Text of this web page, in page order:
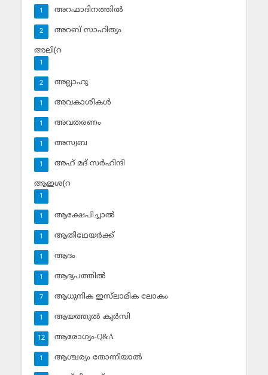
അറഫാദിനത്തില്‍
1
അറബ് സാഹിത്യം
2
അലി(റ
1
അല്ലാഹു
2
അവകാശികള്‍
1
അവതരണം
1
അസ്വബ
1
അഹ് മദ് സര്‍ഹിന്ദി
1
ആഇശ(റ
1
ആക്ഷേപിച്ചാല്‍
1
ആതിഥേയര്‍ക്ക്
1
ആദം
1
ആദ്യപത്തില്‍
1
ആധുനിക ഇസ്‌ലാമിക ലോകം
7
ആയത്തുല്‍ കുര്‍സി
1
ആരോഗ്യം-Q&A
12
ആശ്ചര്യം തോന്നിയാല്‍
1